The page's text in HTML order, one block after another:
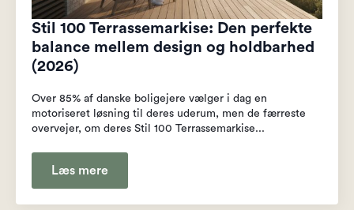
Stil 100 Terrassemarkise: Den perfekte
balance mellem design og holdbarhed
(2026)
Over 85% af danske boligejere vælger i dag en
motoriseret løsning til deres uderum, men de færreste
overvejer, om deres Stil 100 Terrassemarkise...
Læs mere